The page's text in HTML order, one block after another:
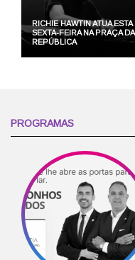
RICHIE HAWTIN ATUA ESTA
SEXTA-FEIRA NA PRAÇA DA
REPÚBLICA
PROGRAMAS